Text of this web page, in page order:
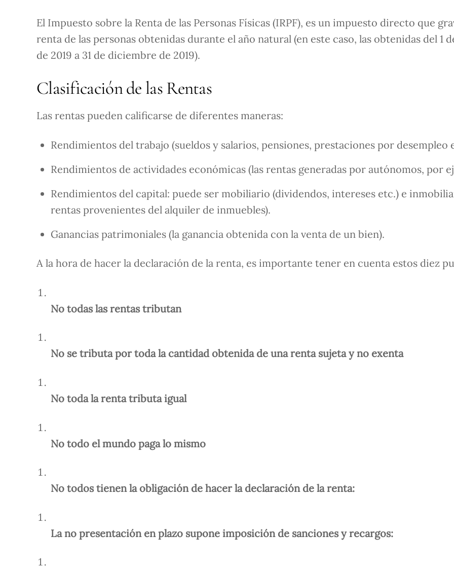
El Impuesto sobre la Renta de las Personas Físicas (IRPF), es un impuesto directo que
renta de las personas obtenidas durante el año natural (en este caso, las obtenidas del 1
de 2019 a 31 de diciembre de 2019).
Clasificación de las Rentas
Las rentas pueden calificarse de diferentes maneras:
Rendimientos del trabajo (sueldos y salarios, pensiones, prestaciones por desempleo
Rendimientos de actividades económicas (las rentas generadas por autónomos, por
Rendimientos del capital: puede ser mobiliario (dividendos, intereses etc.) e
rentas provenientes del alquiler de inmuebles).
Ganancias patrimoniales (la ganancia obtenida con la venta de un bien).
A la hora de hacer la declaración de la renta, es importante tener en cuenta estos diez
No todas las rentas tributan
No se tributa por toda la cantidad obtenida de una renta sujeta y no exenta
No toda la renta tributa igual
No todo el mundo paga lo mismo
No todos tienen la obligación de hacer la declaración de la renta:
La no presentación en plazo supone imposición de sanciones y recargos: